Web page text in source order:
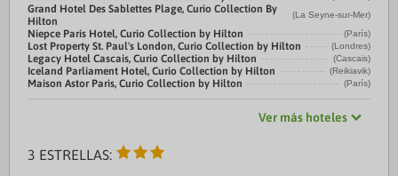
Grand Hotel Des Sablettes Plage, Curio Collection By
Hilton
(La Seyne-sur-Mer)
Niepce Paris Hotel, Curio Collection by Hilton (París)
Lost Property St. Paul's London, Curio Collection by Hilton (Londres)
Legacy Hotel Cascais, Curio Collection by Hilton (Cascais)
Iceland Parliament Hotel, Curio Collection by Hilton (Reikiavik)
Maison Astor Paris, Curio Collection by Hilton (París)
Ver más hoteles
3 ESTRELLAS: